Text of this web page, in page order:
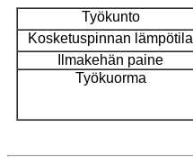
Työkunto
Kosketuspinnan lämpötila
Ilmakehän paine
Työkuorma